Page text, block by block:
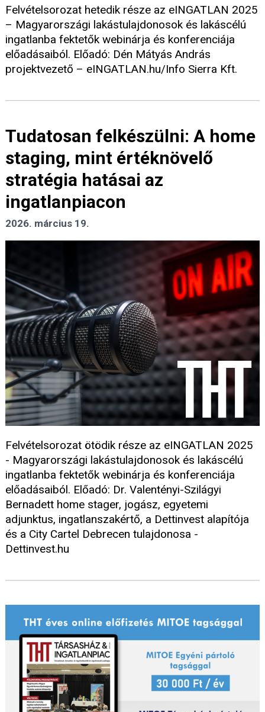
Felvételsorozat hetedik része az eINGATLAN 2025
– Magyarországi lakástulajdonosok és lakáscélú
ingatlanba fektetők webinárja és konferenciája
előadásaiból. Előadó: Dén Mátyás András
projektvezető – eINGATLAN.hu/Info Sierra Kft.
Tudatosan felkészülni: A home
staging, mint értéknövelő
stratégia hatásai az
ingatlanpiacon
2026. március 19.
Felvételsorozat ötödik része az eINGATLAN 2025
- Magyarországi lakástulajdonosok és lakáscélú
ingatlanba fektetők webinárja és konferenciája
előadásaiból. Előadó: Dr. Valentényi-Szilágyi
Bernadett home stager, jogász, egyetemi
adjunktus, ingatlanszakértő, a Dettinvest alapítója
és a City Cartel Debrecen tulajdonosa -
Dettinvest.hu